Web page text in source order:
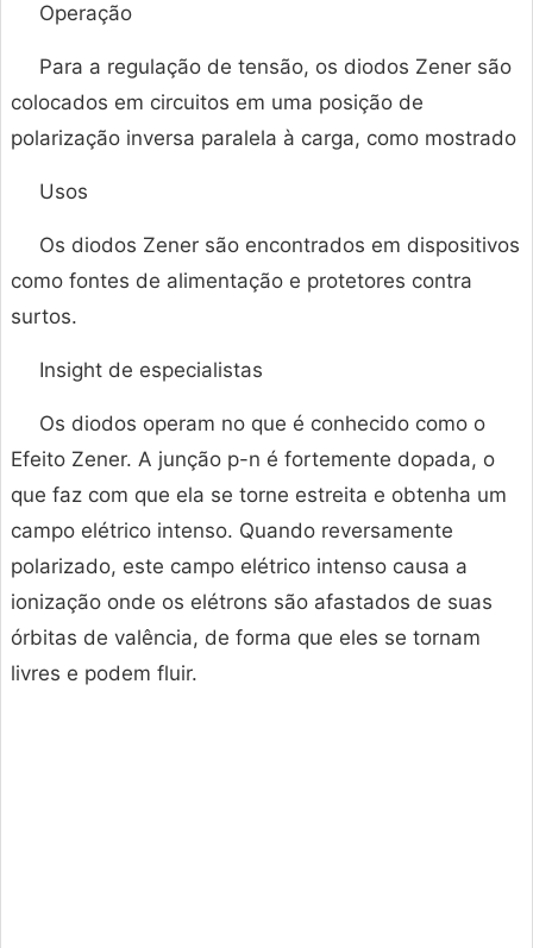
Operação
Para a regulação de tensão, os diodos Zener são
colocados em circuitos em uma posição de
polarização inversa paralela à carga, como mostrado
Usos
Os diodos Zener são encontrados em dispositivos
como fontes de alimentação e protetores contra
surtos.
Insight de especialistas
Os diodos operam no que é conhecido como o
Efeito Zener. A junção p-n é fortemente dopada, o
que faz com que ela se torne estreita e obtenha um
campo elétrico intenso. Quando reversamente
polarizado, este campo elétrico intenso causa a
ionização onde os elétrons são afastados de suas
órbitas de valência, de forma que eles se tornam
livres e podem fluir.